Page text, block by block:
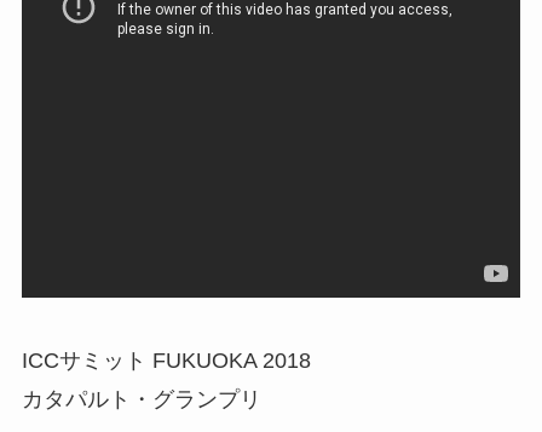
ICCサミット FUKUOKA 2018
カタパルト・グランプリ